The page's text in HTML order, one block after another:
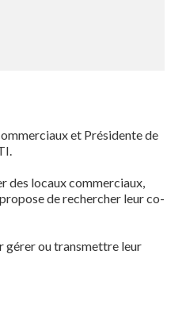
et Présidente de
des locaux commerciaux,
de rechercher leur co-
gérer ou transmettre leur